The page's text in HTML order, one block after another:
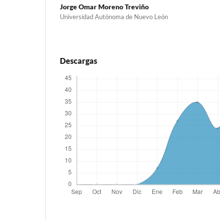
Jorge Omar Moreno Treviño
Universidad Autónoma de Nuevo León
Descargas